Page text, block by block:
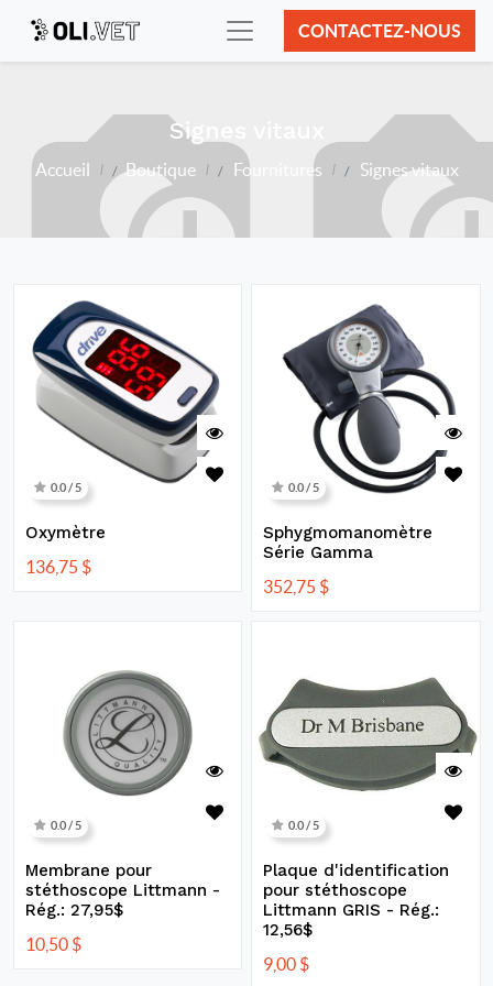
CONTACTEZ-NOUS
Signes vitaux
Accueil Boutique Fournitures Signes vitaux
0.0 / 5
Oxymètre
136,75$
0.0 / 5
Sphygmomanomètre
Série Gamma
352,75 $
0.0 / 5
Membrane pour
stéthoscope Littmann -
Rég.: 27,95$
10,50$
0.0 / 5
Plaque d'identification
pour stéthoscope
Littmann GRIS - Rég.:
12,56$
9,00 $